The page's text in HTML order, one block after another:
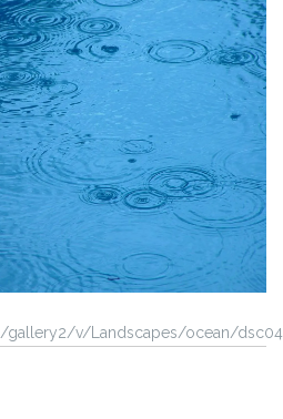
gallery2/v/Landscapes/ocean/